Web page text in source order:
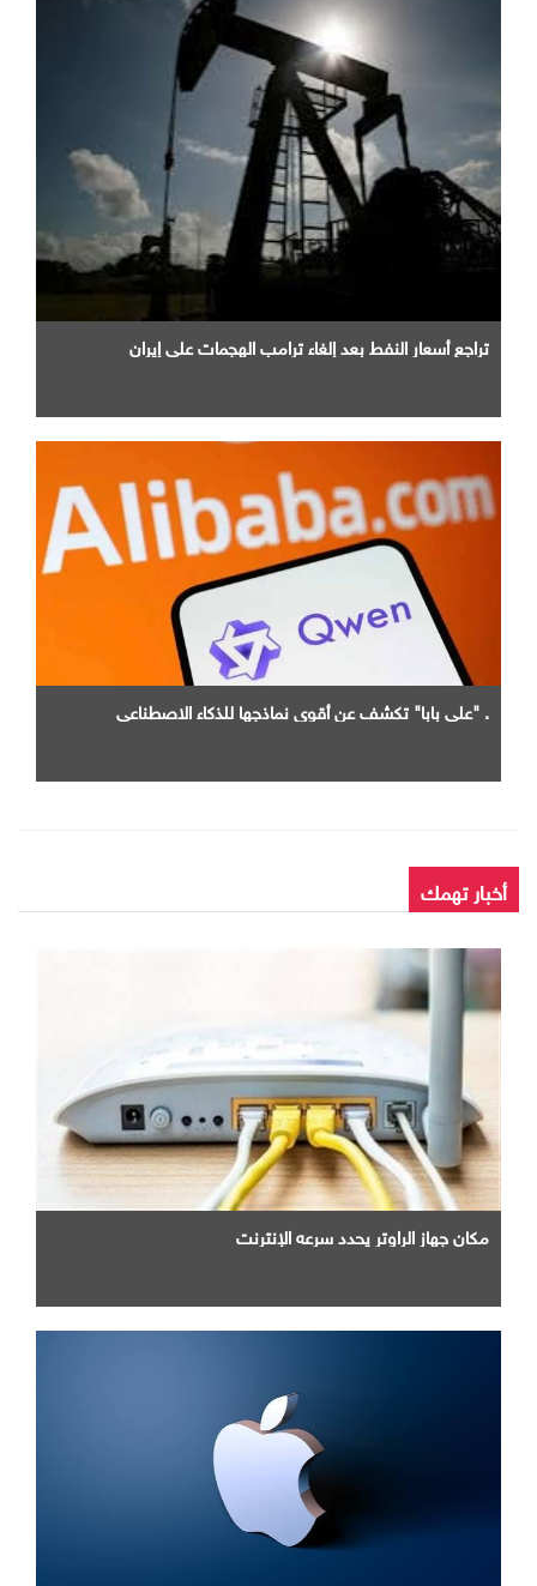
تراجع أسعار النفط بعد إلغاء ترامب الهجمات على إيران
. "علي بابا" تكشف عن أقوى نماذجها للذكاء الاصطناعي
أخبار تهمك
مكان جهاز الراوتر يحدد سرعه الإنترنت